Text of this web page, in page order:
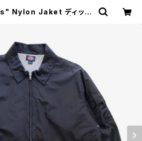
Nylon Jaket ディッキ